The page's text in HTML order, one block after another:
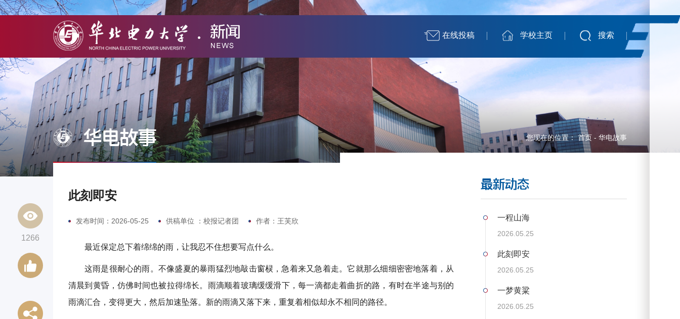
在线投稿 学校主页 搜索
您现在的位置： 首页 -华电故事
华电故事
此刻即安
发布时间：2026-05-25 供稿单位 ：校报记者团 作者：王芙欣
最近保定总下着绵绵的雨，让我忍不住想要写点什么。
这雨是很耐心的雨。不像盛夏的暴雨猛烈地敲击窗棂，急着来又急着走。它就那么细细密密地落着，从
清晨到黄昏，仿佛时间也被拉得绵长。雨滴顺着玻璃缓缓滑下，每一滴都走着曲折的路，有时在半途与别的
雨滴汇合，变得更大，然后加速坠落。新的雨滴又落下来，重复着相似却永不相同的路径。
1266
最新动态
一程山海
2026.05.25
此刻即安
2026.05.25
一梦黄粱
2026.05.25